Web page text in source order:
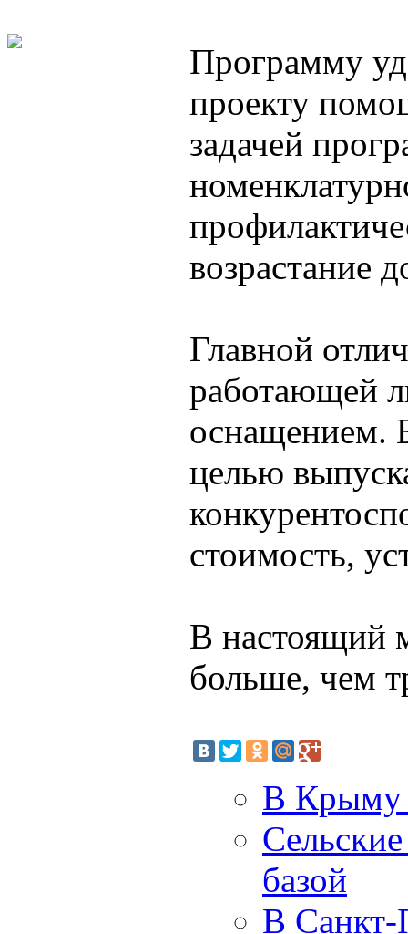
Программу
проекту
задачей
возрастание
Главной
работающей
оснащением.
целью
стоимость,
В настоящий
больше, чем
В Крыму
базой
В Санкт-